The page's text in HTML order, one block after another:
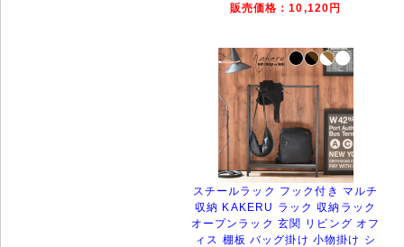
販売価格：10,120円
スチールラック フック付き マルチ
収納 KAKERU ラック 収納ラック
オープンラック 玄関 リビング オフ
ィス 棚板 バッグ掛け 小物掛け シ